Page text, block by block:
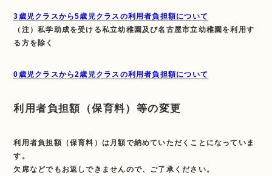
3歳児クラスから5歳児クラスの利用者負担額について
（注）私学助成を受ける私立幼稚園及び名古屋市立幼稚園を利用す
る方を除く
0歳児クラスから2歳児クラスの利用者負担額について
利用者負担額（保育料）等の変更
利用者負担額（保育料）は月額で納めていただくことになっていま
す。
欠席などでもお返しできませんので、ご了承ください。